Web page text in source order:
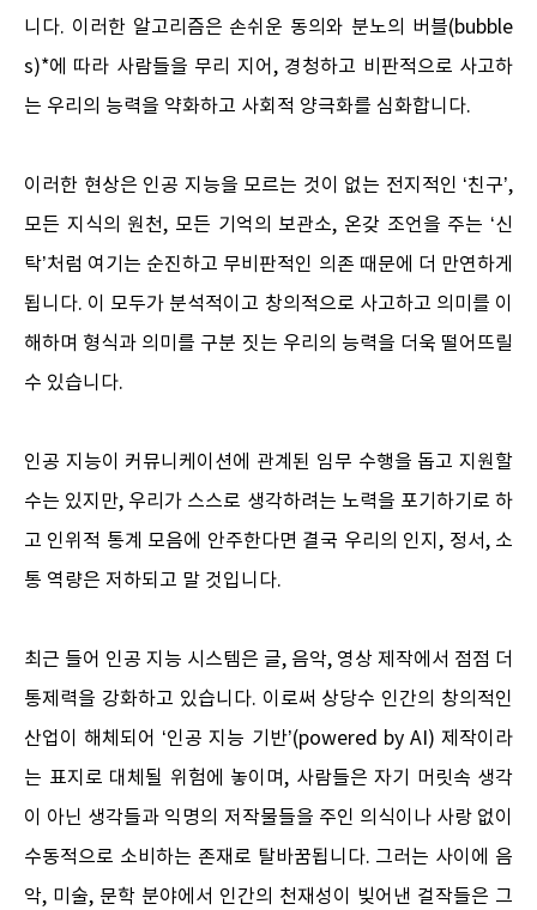
니다. 이러한 알고리즘은 손쉬운 동의와 분노의 버블(bubble
s)*에 따라 사람들을 무리 지어, 경청하고 비판적으로 사고하
는 우리의 능력을 약화하고 사회적 양극화를 심화합니다.
이러한 현상은 인공 지능을 모르는 것이 없는 전지적인 ‘친구’,
모든 지식의 원천, 모든 기억의 보관소, 온갖 조언을 주는 ‘신
탁’처럼 여기는 순진하고 무비판적인 의존 때문에 더 만연하게
됩니다. 이 모두가 분석적이고 창의적으로 사고하고 의미를 이
해하며 형식과 의미를 구분 짓는 우리의 능력을 더욱 떨어뜨릴
수 있습니다.
인공 지능이 커뮤니케이션에 관계된 임무 수행을 돕고 지원할
수는 있지만, 우리가 스스로 생각하려는 노력을 포기하기로 하
고 인위적 통계 모음에 안주한다면 결국 우리의 인지, 정서, 소
통 역량은 저하되고 말 것입니다.
최근 들어 인공 지능 시스템은 글, 음악, 영상 제작에서 점점 더
통제력을 강화하고 있습니다. 이로써 상당수 인간의 창의적인
산업이 해체되어 ‘인공 지능 기반’(powered by AI) 제작이라
는 표지로 대체될 위험에 놓이며, 사람들은 자기 머릿속 생각
이 아닌 생각들과 익명의 저작물들을 주인 의식이나 사랑 없이
수동적으로 소비하는 존재로 탈바꿈됩니다. 그러는 사이에 음
악, 미술, 문학 분야에서 인간의 천재성이 빚어낸 걸작들은 그